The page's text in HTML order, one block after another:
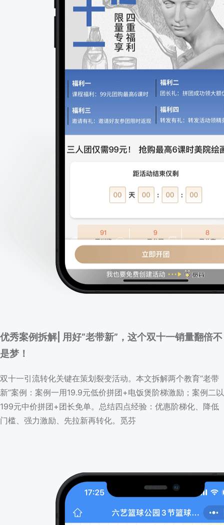
优秀案例拆解| 用好“老带新”，这个双十一销量翻倍不
是梦！
双十一引流转化关键在策划裂变活动。本文拆解两个教育“老带
新”案例：案例一用19.9元低价拼团+电饭煲阶梯激励；案例二以
199元中价拼团+团长免单。总结四点经验：优惠阶梯化、降低
门槛、强力激励、先拉新再转化。觅芬